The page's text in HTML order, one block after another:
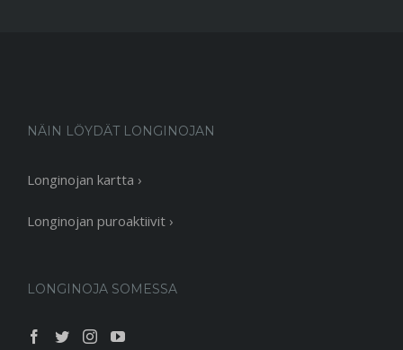
NÄIN LÖYDÄT LONGINOJAN
Longinojan kartta ›
Longinojan puroaktiivit ›
LONGINOJA SOMESSA